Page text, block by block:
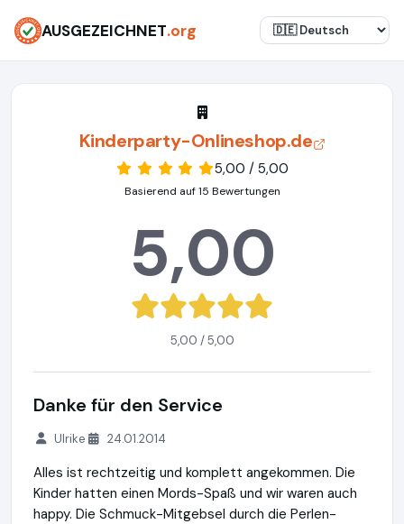
AUSGEZEICHNET.org
Kinderparty-Onlineshop.de
5,00 / 5,00
Basierend auf 15 Bewertungen
5,00
5,00 / 5,00
Danke für den Service
Ulrike 24.01.2014
Alles ist rechtzeitig und komplett angekommen. Die
Kinder hatten einen Mords-Spaß und wir waren auch
happy. Die Schmuck-Mitgebsel durch die Perlen-